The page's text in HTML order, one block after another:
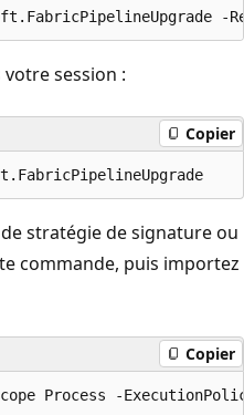
session :
Copier
stratégie de signature ou
commande, puis importez
Copier